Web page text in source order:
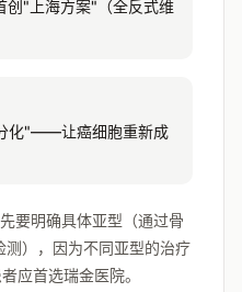
创"上海方案"（全反式维
化"——让癌细胞重新成
要明确具体亚型（通过骨
），因为不同亚型的治疗
应首选瑞金医院。